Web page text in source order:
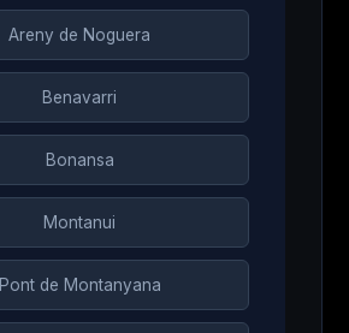
Areny de Noguera
Benavarri
Bonansa
Montanui
Pont de Montanyana